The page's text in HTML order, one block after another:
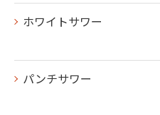
ホワイトサワー
パンチサワー